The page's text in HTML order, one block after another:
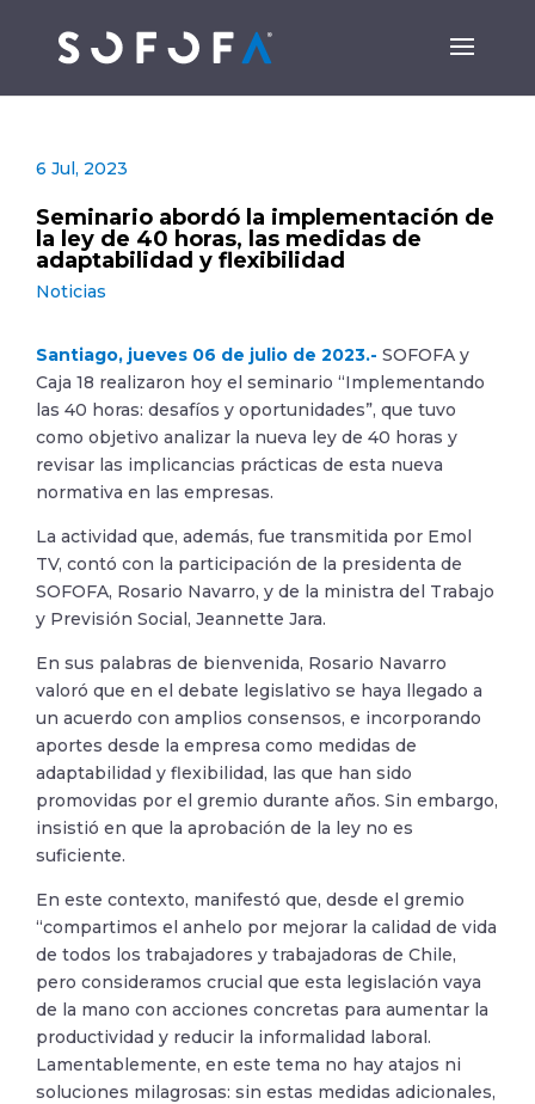
6 Jul, 2023
Seminario abordó la implementación de
la ley de 40 horas, las medidas de
adaptabilidad y flexibilidad
Noticias
Santiago, jueves 06 de julio de 2023.- SOFOFA y
Caja 18 realizaron hoy el seminario “Implementando
las 40 horas: desafíos y oportunidades”, que tuvo
como objetivo analizar la nueva ley de 40 horas y
revisar las implicancias prácticas de esta nueva
normativa en las empresas.
La actividad que, además, fue transmitida por Emol
TV, contó con la participación de la presidenta de
SOFOFA, Rosario Navarro, y de la ministra del Trabajo
y Previsión Social, Jeannette Jara.
En sus palabras de bienvenida, Rosario Navarro
valoró que en el debate legislativo se haya llegado a
un acuerdo con amplios consensos, e incorporando
aportes desde la empresa como medidas de
adaptabilidad y flexibilidad, las que han sido
promovidas por el gremio durante años. Sin embargo,
insistió en que la aprobación de la ley no es
suficiente.
En este contexto, manifestó que, desde el gremio
“compartimos el anhelo por mejorar la calidad de vida
de todos los trabajadores y trabajadoras de Chile,
pero consideramos crucial que esta legislación vaya
de la mano con acciones concretas para aumentar la
productividad y reducir la informalidad laboral.
Lamentablemente, en este tema no hay atajos ni
soluciones milagrosas: sin estas medidas adicionales,